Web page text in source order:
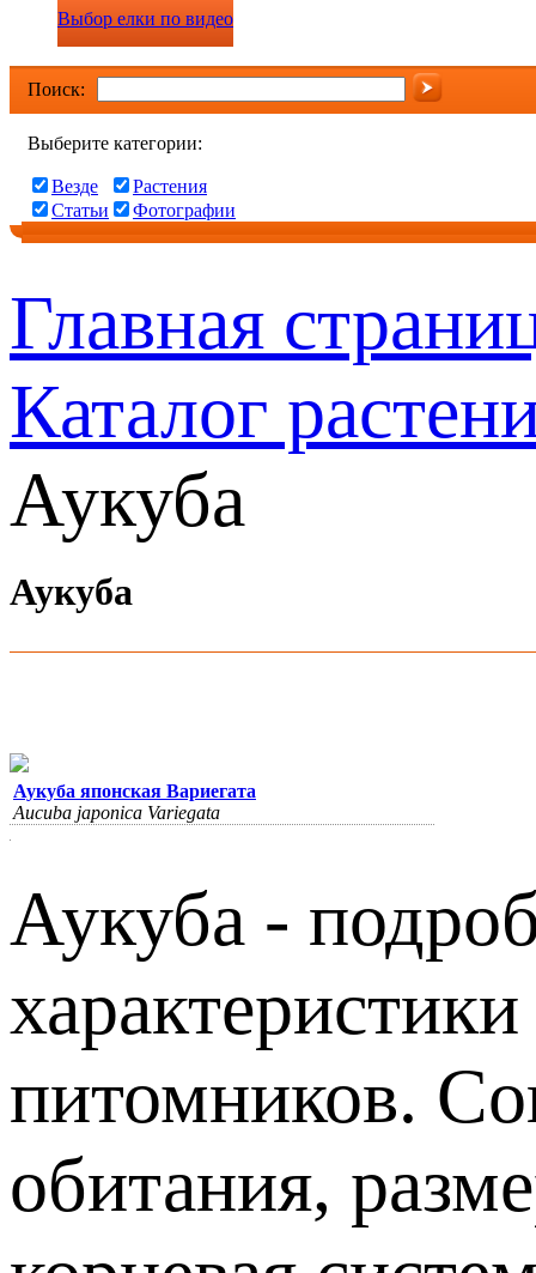
Выбор елки по видео
Поиск:
Выберите категории:
Везде
Растения
Статьи
Фотографии
Главная
Каталог
Аукуба
Аукуба
Аукуба японская Вариегата
Aucuba japonica Variegata
Аукуба -
питомников.
обитания,